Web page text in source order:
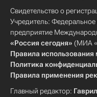
Свидетельство о
Учредитель: Федеральное
предприятие
«Россия сегодня» (МИА
Правила использования
Политика
Правила применения
Главный редактор: